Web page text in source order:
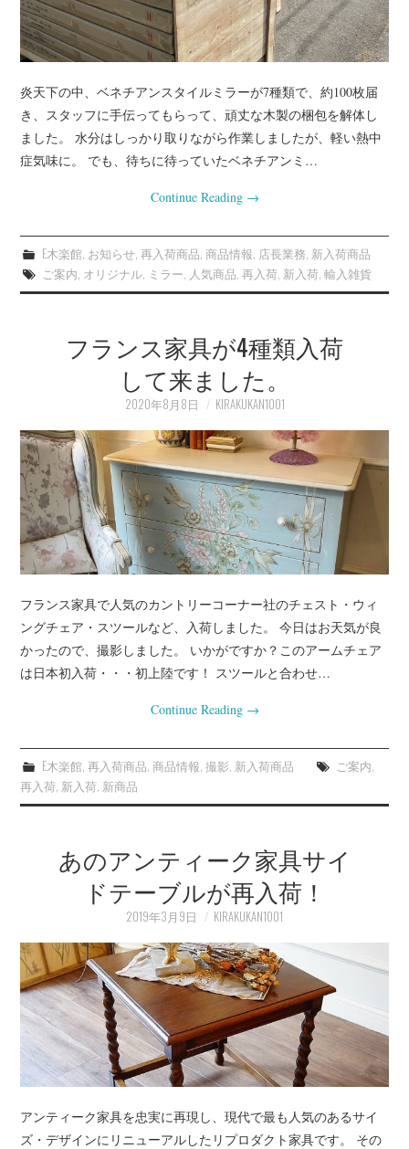
炎天下の中、ベネチアンスタイルミラーが7種類で、約100枚届
き、スタッフに手伝ってもらって、頑丈な木製の梱包を解体し
ました。 水分はしっかり取りながら作業しましたが、軽い熱中
症気味に。 でも、待ちに待っていたベネチアンミ…
Continue Reading →
E木楽館, お知らせ, 再入荷商品, 商品情報, 店長業務, 新入荷商品
ご案内, オリジナル, ミラー, 人気商品, 再入荷, 新入荷, 輸入雑貨
フランス家具が4種類入荷
して来ました。
2020年8月8日 KIRAKUKAN1001
フランス家具で人気のカントリーコーナー社のチェスト・ウィ
ングチェア・スツールなど、入荷しました。 今日はお天気が良
かったので、撮影しました。 いかがですか？このアームチェア
は日本初入荷・・・初上陸です！ スツールと合わせ…
Continue Reading →
E木楽館, 再入荷商品, 商品情報, 撮影, 新入荷商品 ご案内,
再入荷, 新入荷, 新商品
あのアンティーク家具サイ
ドテーブルが再入荷！
2019年3月9日 KIRAKUKAN1001
アンティーク家具を忠実に再現し、現代で最も人気のあるサイ
ズ・デザインにリニューアルしたリプロダクト家具です。 その